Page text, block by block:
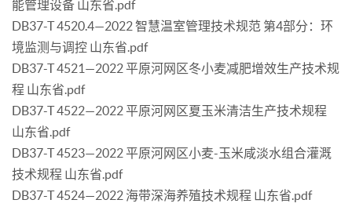
能管理设备 山东省.pdf
DB37-T 4520.4—2022 智慧温室管理技术规范 第4部分：环
境监测与调控 山东省.pdf
DB37-T 4521—2022 平原河网区冬小麦减肥增效生产技术规
程 山东省.pdf
DB37-T 4522—2022 平原河网区夏玉米清洁生产技术规程
山东省.pdf
DB37-T 4523—2022 平原河网区小麦-玉米咸淡水组合灌溉
技术规程 山东省.pdf
DB37-T 4524—2022 海带深海养殖技术规程 山东省.pdf